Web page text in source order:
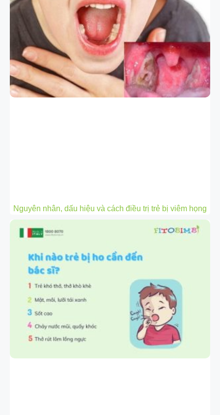
Nguyên nhân, dấu hiệu và cách điều trị trẻ bị viêm họng